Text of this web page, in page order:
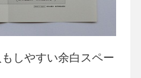
しやすい余白スペー